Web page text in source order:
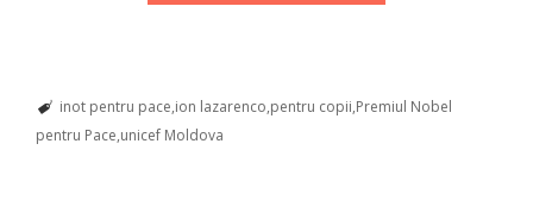
inot pentru pace ion lazarenco pentru copii Premiul Nobel
pentru Pace unicef Moldova